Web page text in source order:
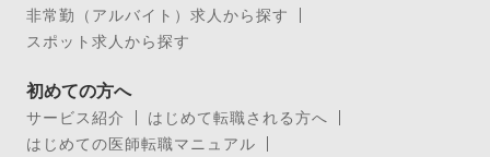
非常勤（アルバイト）求人から探す
スポット求人から探す
初めての方へ
サービス紹介
はじめて転職される方へ
はじめての医師転職マニュアル